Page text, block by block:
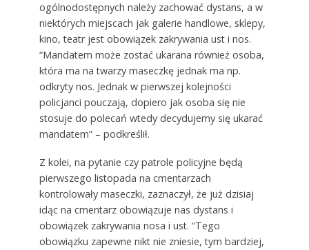
ogólnodostępnych należy zachować dystans, a w
niektórych miejscach jak galerie handlowe, sklepy,
kino, teatr jest obowiązek zakrywania ust i nos.
“Mandatem może zostać ukarana również osoba,
która ma na twarzy maseczkę jednak ma np.
odkryty nos. Jednak w pierwszej kolejności
policjanci pouczają, dopiero jak osoba się nie
stosuje do polecań wtedy decydujemy się ukarać
mandatem” – podkreślił.
Z kolei, na pytanie czy patrole policyjne będą
pierwszego listopada na cmentarzach
kontrolowały maseczki, zaznaczył, że już dzisiaj
idąc na cmentarz obowiązuje nas dystans i
obowiązek zakrywania nosa i ust. “Tego
obowiązku zapewne nikt nie zniesie, tym bardziej,